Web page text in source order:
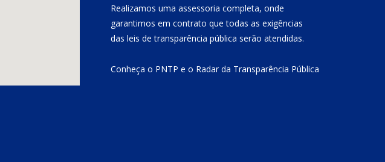
Realizamos uma assessoria completa, onde
garantimos em contrato que todas as exigências
das leis de transparência pública serão atendidas.
Conheça o PNTP e o Radar da Transparência Pública